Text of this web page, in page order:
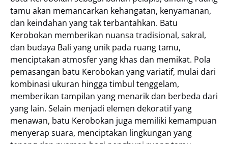
tamu akan memancarkan kehangatan, kenyamanan,
dan keindahan yang tak terbantahkan. Batu
Kerobokan memberikan nuansa tradisional, sakral,
dan budaya Bali yang unik pada ruang tamu,
menciptakan atmosfer yang khas dan memikat. Pola
pemasangan batu Kerobokan yang variatif, mulai dari
kombinasi ukuran hingga timbul tenggelam,
memberikan tampilan yang menarik dan berbeda dari
yang lain. Selain menjadi elemen dekoratif yang
menawan, batu Kerobokan juga memiliki kemampuan
menyerap suara, menciptakan lingkungan yang